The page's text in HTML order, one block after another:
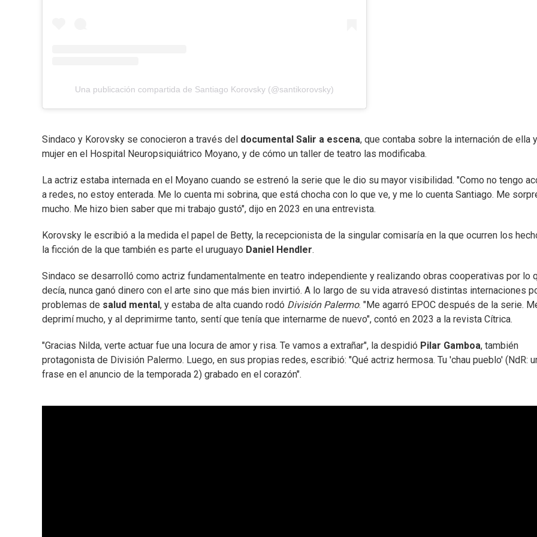
Una publicación compartida de Santiago Korovsky (@santikorovsky)
Sindaco y Korovsky se conocieron a través del documental Salir a escena, que contaba sobre la internación de ella
mujer en el Hospital Neuropsiquiátrico Moyano, y de cómo un taller de teatro las modificaba.
La actriz estaba internada en el Moyano cuando se estrenó la serie que le dio su mayor visibilidad. "Como no tengo
a redes, no estoy enterada. Me lo cuenta mi sobrina, que está chocha con lo que ve, y me lo cuenta Santiago. Me
mucho. Me hizo bien saber que mi trabajo gustó", dijo en 2023 en una entrevista.
Korovsky le escribió a la medida el papel de Betty, la recepcionista de la singular comisaría en la que ocurren los
la ficción de la que también es parte el uruguayo Daniel Hendler.
Sindaco se desarrolló como actriz fundamentalmente en teatro independiente y realizando obras cooperativas por lo
decía, nunca ganó dinero con el arte sino que más bien invirtió. A lo largo de su vida atravesó distintas internaciones
problemas de salud mental, y estaba de alta cuando rodó División Palermo. "Me agarró EPOC después de la serie.
deprimí mucho, y al deprimirme tanto, sentí que tenía que internarme de nuevo", contó en 2023 a la revista Cítrica.
"Gracias Nilda, verte actuar fue una locura de amor y risa. Te vamos a extrañar", la despidió Pilar Gamboa, también
protagonista de División Palermo. Luego, en sus propias redes, escribió: "Qué actriz hermosa. Tu 'chau pueblo' (NdR:
frase en el anuncio de la temporada 2) grabado en el corazón".